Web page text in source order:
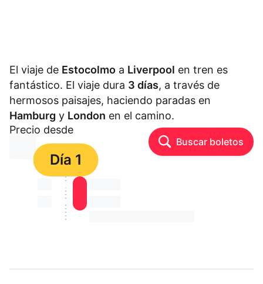
El viaje de Estocolmo a Liverpool en tren es
fantástico. El viaje dura 3 días, a través de
hermosos paisajes, haciendo paradas en
Hamburg y London en el camino.
Precio desde
⏳⏳ Buscar boletos
Día 1
⏳⏳ ⏳ ⏳⏳
⏳⏳ ⏳ ⏳⏳